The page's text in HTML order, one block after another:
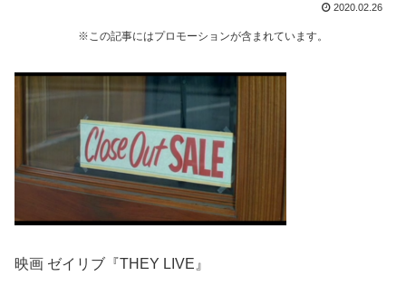
2020.02.26
※この記事にはプロモーションが含まれています。
映画 ゼイリブ『THEY LIVE』